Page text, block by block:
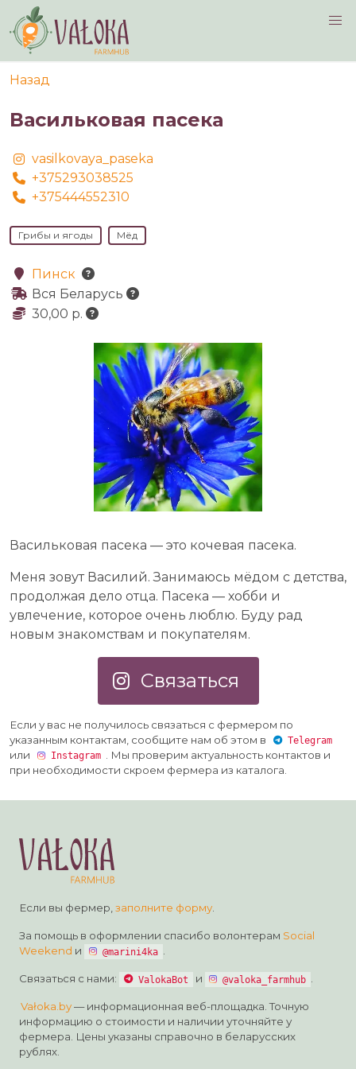
Назад
Васильковая пасека
vasilkovaya_paseka
+375293038525
+375444552310
Грибы и ягоды Мёд
Пинск
Вся Беларусь
30,00 р.
Васильковая пасека — это кочевая пасека.
Меня зовут Василий. Занимаюсь мёдом с детства,
продолжая дело отца. Пасека — хобби и
увлечение, которое очень люблю. Буду рад
новым знакомствам и покупателям.
Связаться
Если у вас не получилось связаться с фермером по
указанным контактам, сообщите нам об этом в
Telegram
или Instagram . Мы проверим актуальность контактов и
при необходимости скроем фермера из каталога.
Если вы фермер,заполните форму.
За помощь в оформлении спасибо волонтерам Social
Weekend и @marini4ka .
Связаться с нами: ValokaBot и @valoka_farmhub .
Vałoka.by— информационная веб-площадка. Точную
информацию о стоимости и наличии уточняйте у
фермера. Цены указаны справочно в беларусских
рублях.
Navigated to Васильковая пасека